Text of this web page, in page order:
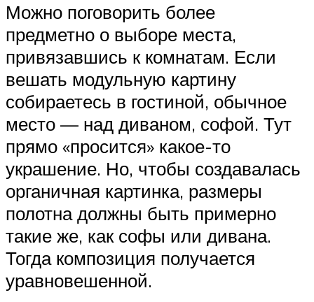
Можно поговорить более
предметно о выборе места,
привязавшись к комнатам. Если
вешать модульную картину
собираетесь в гостиной, обычное
место — над диваном, софой. Тут
прямо «просится» какое-то
украшение. Но, чтобы создавалась
органичная картинка, размеры
полотна должны быть примерно
такие же, как софы или дивана.
Тогда композиция получается
уравновешенной.